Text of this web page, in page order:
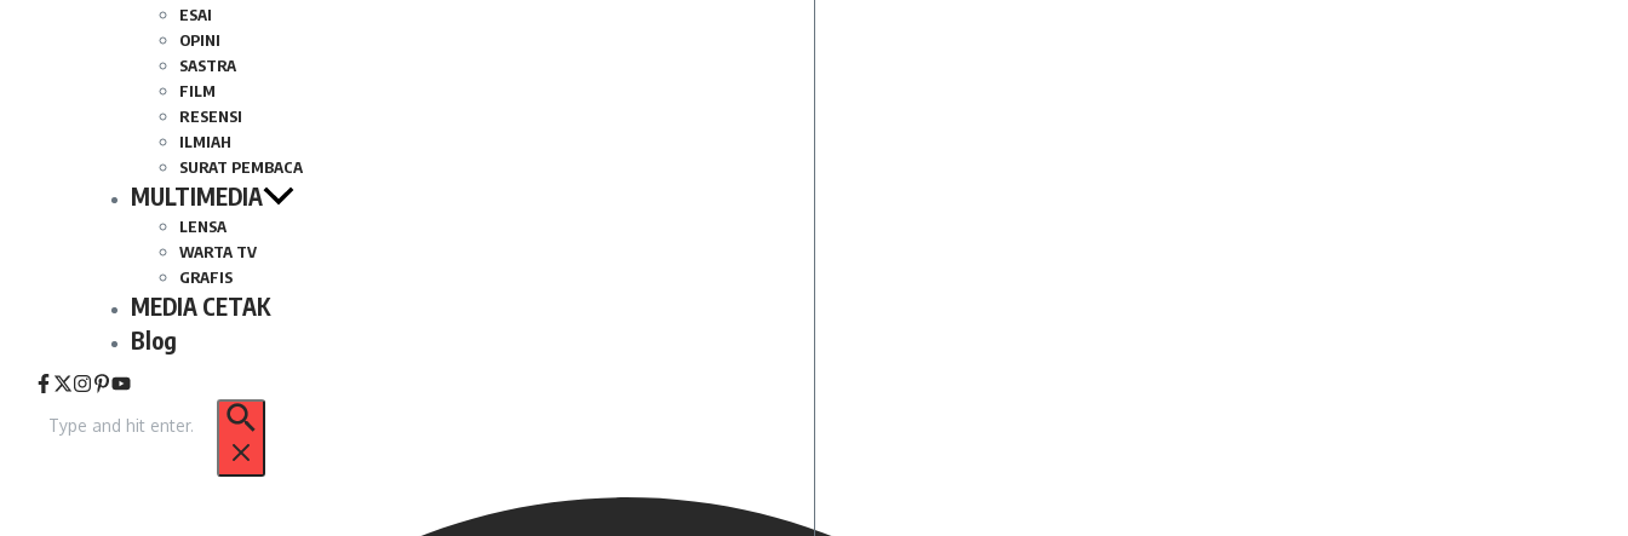
ESAI
OPINI
SASTRA
FILM
RESENSI
ILMIAH
SURAT PEMBACA
MULTIMEDIA
LENSA
WARTA TV
GRAFIS
MEDIA CETAK
Blog
untuk: